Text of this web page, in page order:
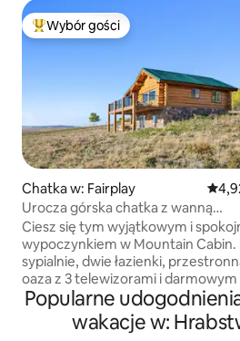
Najpopularniejsze z kategorii
Wybór gości
Chatka w: Fairplay
Urocza górska chatka z wanną
z hydromasażem i malowniczymi
widokami
Ciesz się tym wyjątkowym i
wypoczynkiem w Mountain Cabin.
sypialnie, dwie łazienki,
oaza z 3 telewizorami i darmowym
Jeśli chcesz się odłączyć i cieszyć
dziką przyrodą, nie szukaj dalej. 35
Breckenridge, blisko Boreas Pass,
Popularne
wakacje w: